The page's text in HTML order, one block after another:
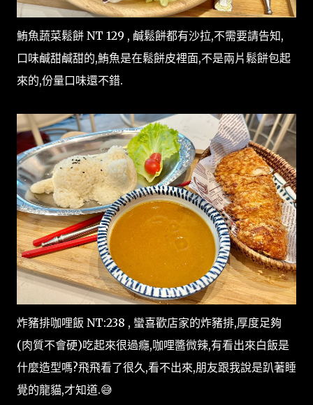
鮪魚蔬菜鬆餅 NT 129 , 鹹鬆餅都有沙拉,不需要請告知,
口味鹹甜鹹甜的,鮪魚是在鬆餅皮裡面,不是兩片鬆餅包起
來的,份量口味還不錯.
炸豬排咖哩飯 NT:238 , 蠻喜歡店家的炸豬排,厚度足夠
(肉質不會硬)吃起來很過癮,咖哩醬微辣,有看出來白飯是
什麼造型嗎?飛飛看了很久,看不出來,朋友跟我說是趴著睡
覺的龍貓,才知道.😅